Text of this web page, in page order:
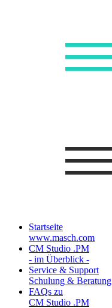
Startseite
www.masch.com
CM Studio .PM
- im Überblick -
Service & Support
Schulung & Beratung
FAQs zu
CM Studio .PM